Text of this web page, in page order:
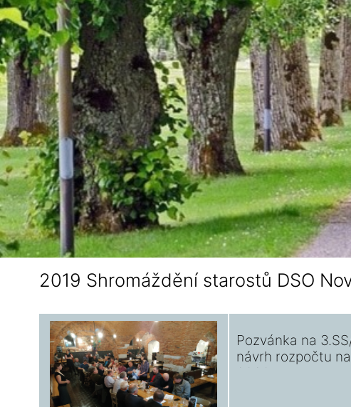
2019 Shromáždění starostů DSO
Pozvánka na
návrh rozpočtu